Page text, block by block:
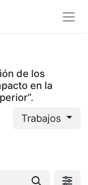
de los
en la
Trabajos